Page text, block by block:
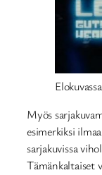
Myös
esimerkiksi
sarjakuvissa
Tämänkaltaiset